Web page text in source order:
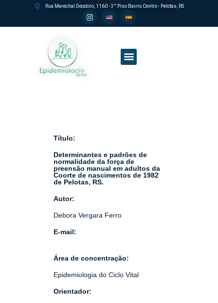
Rua Marechal Deodoro, 1160 - 3° Piso Bairro Centro - Pelotas, RS
Título:
Determinantes e padrões de
normalidade da força de
preensão manual em adultos da
Coorte de nascimentos de 1982
de Pelotas, RS.
Autor:
Debora Vergara Ferro
E-mail:
Área de concentração:
Epidemiologia do Ciclo Vital
Orientador: